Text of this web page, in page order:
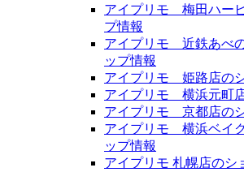
アイプリモ 梅田ハー
プ情報
アイプリモ 近鉄あべ
ップ情報
アイプリモ 姫路店の
アイプリモ 横浜元町
アイプリモ 京都店の
アイプリモ 横浜ベイ
ップ情報
アイプリモ 札幌店のシ